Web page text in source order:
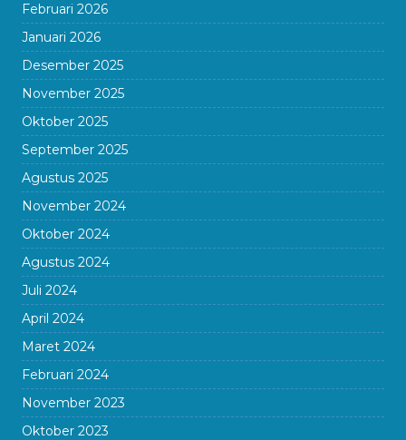
Februari 2026
Januari 2026
Desember 2025
November 2025
Oktober 2025
September 2025
Agustus 2025
November 2024
Oktober 2024
Agustus 2024
Juli 2024
April 2024
Maret 2024
Februari 2024
November 2023
Oktober 2023